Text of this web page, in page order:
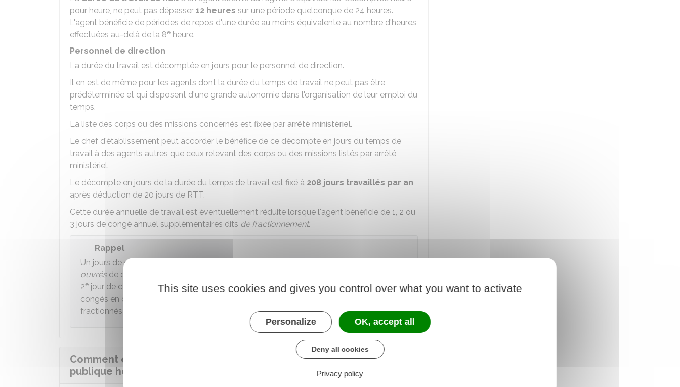
pour heure, ne peut pas dépasser 12 heures sur une période quelconque de 24 heures.
L'agent bénéficie de périodes de repos d'une durée au moins équivalente au nombre d'heures
effectuées au-delà de la 8e heure.
Personnel de direction
La durée du travail est décomptée en jours pour le personnel de direction.
Il en est de même pour les agents dont la durée du temps de travail ne peut pas être
prédéterminée et qui disposent d'une grande autonomie dans l'organisation de leur emploi du
temps.
La liste des corps ou des missions concernés est fixée par arrêté ministériel.
Le chef d'établissement peut accorder le bénéfice de ce décompte en jours du temps de
travail à des agents autres que ceux relevant des corps ou des missions listés par arrêté
ministériel.
Le décompte en jours de la durée du temps de travail est fixé à 208 jours travaillés par an
après déduction de 20 jours de RTT.
Cette durée annuelle de travail est éventuellement réduite lorsque l'agent bénéficie de 1, 2 ou
3 jours de congé annuel supplémentaires dits de fractionnement.
Rappel
Un jours de congé supplémentaire est accordé à l'agent qui prend 3, 4 ou 5
ouvrésde congés, consécutifs ou non, en dehors de la période 1
2e jour de congé supplémentaire est accordé s'il prend au moins 6 jours ouvrés de
congés en dehors de cette même période. Et un 3
fractionnés en au moins 3 périodes d'au moins 5 jours ouvrés chacune.
Comment est décomptée la durée de travail effectif dans la fonction
publique hospitalière ?
This site uses cookies and gives you control over what you want to activate
Personalize OK, accept all
Deny all cookies
Privacy policy